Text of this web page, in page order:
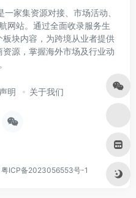
家集资源对接、市场活动、
网站。通过全面收录服务生
块内容，为跨境从业者提供
源，掌握海外市场及行业动
明 关于我们
粤ICP备2023056553号-1